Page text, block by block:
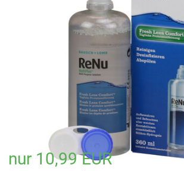
nur 10,99 EUR